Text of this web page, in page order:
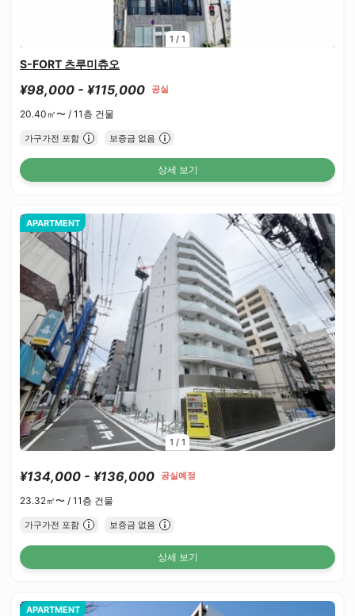
1 / 1
S-FORT 츠루미츄오
¥98,000 - ¥115,000 공실
20.40㎡〜 / 11층 건물
가구가전 포함 보증금 없음
상세 보기
1 / 1
APARTMENT
¥134,000 - ¥136,000 공실예정
23.32㎡〜 / 11층 건물
가구가전 포함 보증금 없음
상세 보기
APARTMENT